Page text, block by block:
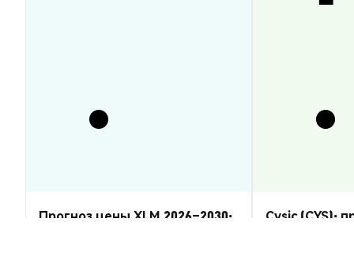
Прогноз цены XLM 2026–2030:
Cysic (CYS):